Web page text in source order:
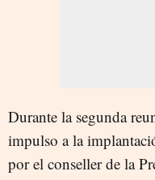
Durante la segunda
impulso a la
por el conseller de la